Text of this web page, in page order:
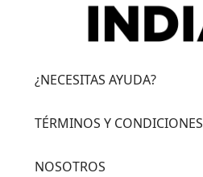
¿NECESITAS AYUDA?
TÉRMINOS Y CONDICIONES
NOSOTROS